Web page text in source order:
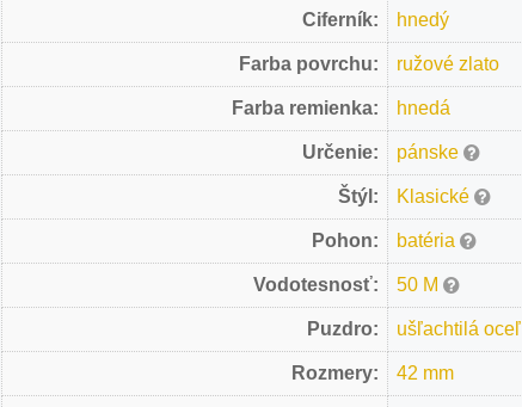
Ciferník: hnedý
Farba povrchu: ružové zlato
Farba remienka: hnedá
Určenie: pánske
Štýl: Klasické
Pohon: batéria
Vodotesnosť: 50 M
Puzdro: ušľachtilá oceľ
Rozmery: 42 mm